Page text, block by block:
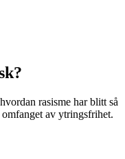
rasisme har blitt så
av ytringsfrihet.